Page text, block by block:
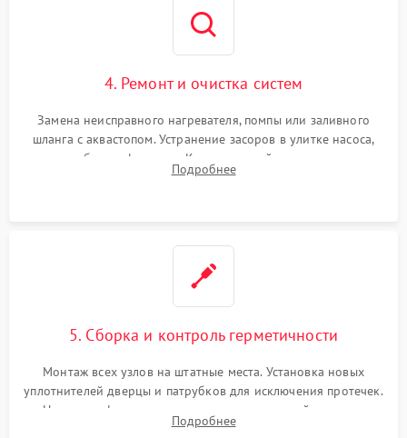
4. Ремонт и очистка систем
Замена неисправного нагревателя, помпы или заливного
шланга с аквастопом. Устранение засоров в улитке насоса,
патрубках и фильтрах. Компонентный ремонт платы
управления, восстановление поврежденной проводки.
Подробнее
5. Сборка и контроль герметичности
Монтаж всех узлов на штатные места. Установка новых
уплотнителей дверцы и патрубков для исключения протечек.
Надежная фиксация хомутов гидравлической системы,
сборка корпуса и установка датчика поплавка.
Подробнее